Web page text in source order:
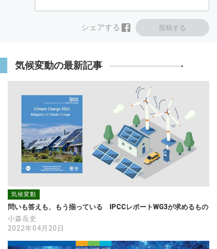
投稿する
シェアする
気候変動の最新記事
気候変動
問いも答えも、もう揃っている　IPCCレポートWG3が求めるもの
小森岳史
2022年04月20日